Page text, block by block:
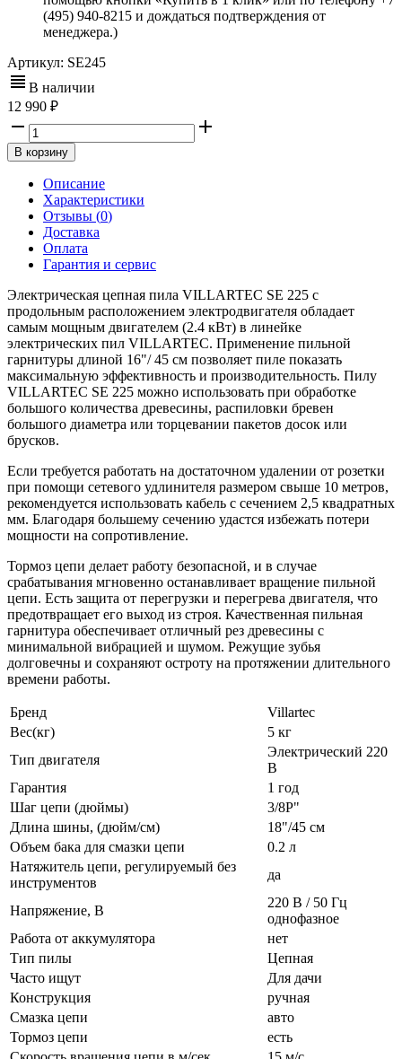
(495) 940-8215 и дождаться подтверждения от
менеджера.)
Артикул: SE245
В наличии
12 990
В корзину
Описание
Характеристики
Отзывы (0)
Доставка
Оплата
Гарантия и сервис
Электрическая цепная пила VILLARTEC SE 225 с
продольным расположением электродвигателя обладает
самым мощным двигателем (2.4 кВт) в линейке
электрических пил VILLARTEC. Применение пильной
гарнитуры длиной 16"/ 45 см позволяет пиле показать
максимальную эффективность и производительность. Пилу
VILLARTEC SE 225 можно использовать при обработке
большого количества древесины, распиловки бревен
большого диаметра или торцевании пакетов досок или
брусков.
Если требуется работать на достаточном удалении от розетки
при помощи сетевого удлинителя размером свыше 10 метров,
рекомендуется использовать кабель с сечением 2,5 квадратных
мм. Благодаря большему сечению удастся избежать потери
мощности на сопротивление.
Тормоз цепи делает работу безопасной, и в случае
срабатывания мгновенно останавливает вращение пильной
цепи. Есть защита от перегрузки и перегрева двигателя, что
предотвращает его выход из строя. Качественная пильная
гарнитура обеспечивает отличный рез древесины с
минимальной вибрацией и шумом. Режущие зубья
долговечны и сохраняют остроту на протяжении длительного
времени работы.
Бренд
Villartec
Вес(кг)
5 кг
Тип двигателя
Электрический 220
В
Гарантия
1 год
Шаг цепи (дюймы)
3/8P"
Длина шины, (дюйм/см)
18"/45 см
Объем бака для смазки цепи
0.2 л
Натяжитель цепи, регулируемый без
инструментов
да
Напряжение, В
220 В / 50 Гц
однофазное
Работа от аккумулятора
нет
Тип пилы
Цепная
Часто ищут
Для дачи
Конструкция
ручная
Смазка цепи
авто
Тормоз цепи
есть